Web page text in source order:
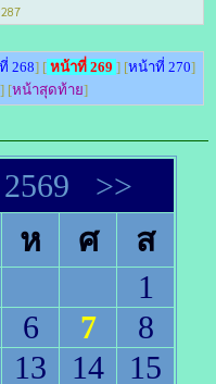
268] [หน้าที่ 269 ] [หน้าที่ 270]
] [หน้าสุดท้าย]